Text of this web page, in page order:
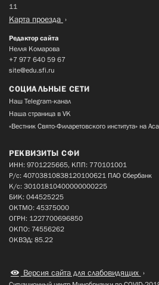
11
Карта проезда
Редактор сайта
Нелля Комарова
+7 977 640 59 67
site@edu.sfi.ru
СОЦИАЛЬНЫЕ СЕТИ
Наш Telegram-канал
Наша страница в VK
«Вестник Свято-Филаретовского института» на
РЕКВИЗИТЫ СФИ
ИНН: 9701225665, КПП: 770101001
Р/с: 40703810838120100621 ПАО Сбербанк
К/с: 30101810400000000225
БИК: 044525225
ОКТМО: 45375000
ОГРН: 1227700696850
ОКПО: 74556262
ОКВЭД: 85.22
Версия сайта для слабовидящих